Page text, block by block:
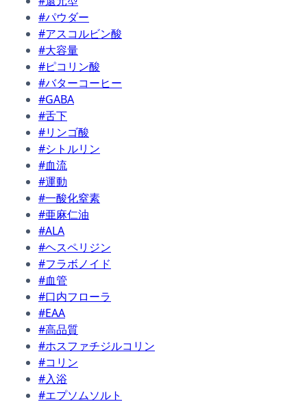
#パウダー
#アスコルビン酸
#大容量
#ピコリン酸
#バターコーヒー
#GABA
#舌下
#リンゴ酸
#シトルリン
#血流
#運動
#一酸化窒素
#亜麻仁油
#ALA
#ヘスペリジン
#フラボノイド
#血管
#口内フローラ
#EAA
#高品質
#ホスファチジルコリン
#コリン
#入浴
#エプソムソルト